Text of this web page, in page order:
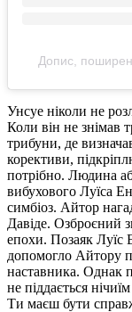
Допис,
Унсуе ніколи не
Коли він не знімав
трибуни, де
корективи,
потрібно. Людина
вибухового Луїса
симбіоз. Айтор
Давіде. Озброєний
епохи. Позаяк Луїс
допомогло Айтору
наставника. Однак
не піддається
Ти маєш бути